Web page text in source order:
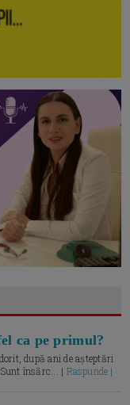
ca pe primul?
după ani de așteptări
însărc... | Raspunde |